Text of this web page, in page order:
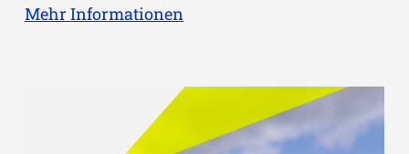
Mehr Informationen